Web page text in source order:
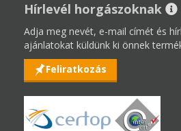
Hírlevél horgászoknak
Adja meg nevét, e-mail címét és
ajánlatokat küldünk ki önnek
Feliratkozás